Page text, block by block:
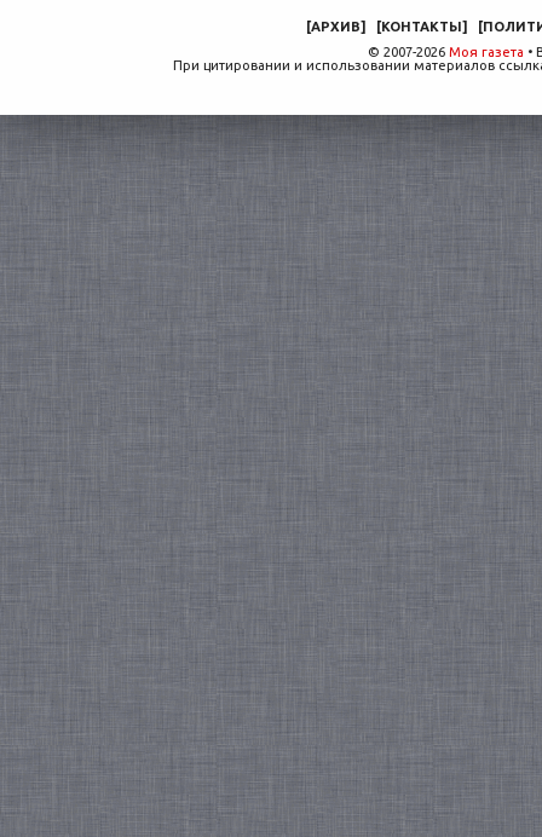
[АРХИВ] [КОНТАКТЫ] [
© 2007-2026 Моя газета •
При цитировании и использовании материалов